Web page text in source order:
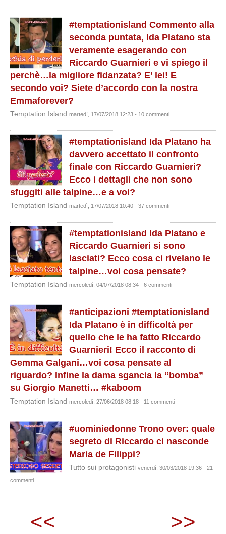
#temptationisland Commento alla
seconda puntata, Ida Platano sta
veramente esagerando con
Riccardo Guarnieri e vi spiego il
perchè…la migliore fidanzata? E’ lei! E
secondo voi? Siete d’accordo con la nostra
Emmaforever?
Temptation Island martedì, 17/07/2018 12:23 - 10 commenti
#temptationisland Ida Platano ha
davvero accettato il confronto
finale con Riccardo Guarnieri?
Ecco i dettagli che non sono
sfuggiti alle talpine…e a voi?
Temptation Island martedì, 17/07/2018 10:40 - 37 commenti
#temptationisland Ida Platano e
Riccardo Guarnieri si sono
lasciati? Ecco cosa ci rivelano le
talpine…voi cosa pensate?
Temptation Island mercoledì, 04/07/2018 08:34 - 6 commenti
#anticipazioni #temptationisland
Ida Platano è in difficoltà per
quello che le ha fatto Riccardo
Guarnieri! Ecco il racconto di
Gemma Galgani…voi cosa pensate al
riguardo? Infine la dama sgancia la “bomba”
su Giorgio Manetti… #kaboom
Temptation Island mercoledì, 27/06/2018 08:18 - 11 commenti
#uominiedonne Trono over: quale
segreto di Riccardo ci nasconde
Maria de Filippi?
Tutto sui protagonisti venerdì, 30/03/2018 19:36 - 21
commenti
<< >>